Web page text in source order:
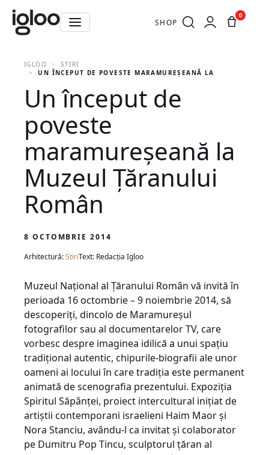
SHOP
0
IGLOO
STIRI
UN ÎNCEPUT DE POVESTE MARAMUREȘEANĂ LA MUZEUL
Un început de
poveste
maramureșeană la
Muzeul Țăranului
Român
8 OCTOMBRIE 2014
Arhitectură:StiriText: Redacția Igloo
Muzeul Național al Țăranului Român vă invită în
perioada 16 octombrie – 9 noiembrie 2014, să
descoperiți, dincolo de Maramureșul
fotografilor sau al documentarelor TV, care
vorbesc despre imaginea idilică a unui spațiu
tradițional autentic, chipurile-biografii ale unor
oameni ai locului în care tradiția este permanent
animată de scenografia prezentului. Expoziția
Spiritul Săpânței, proiect intercultural inițiat de
artiștii contemporani israelieni Haim Maor și
Nora Stanciu, avându-l ca invitat și colaborator
pe Dumitru Pop Tincu, sculptorul țăran al